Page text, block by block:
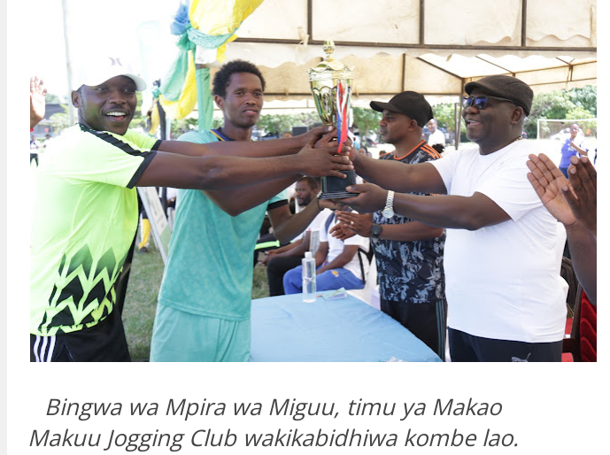
Bingwa wa Mpira wa Miguu, timu ya Makao
Makuu Jogging Club wakikabidhiwa kombe lao.